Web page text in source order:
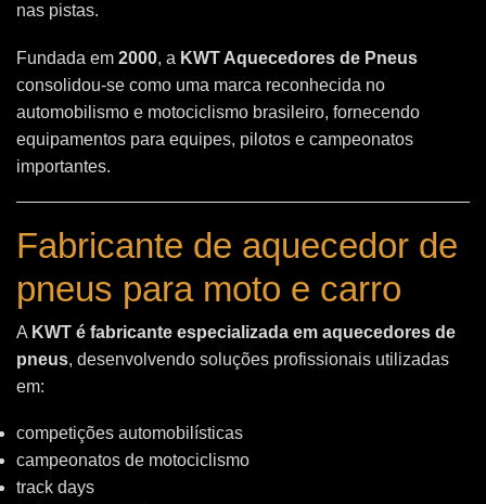
nas pistas.
Fundada em 2000, a KWT Aquecedores de Pneus
consolidou-se como uma marca reconhecida no
automobilismo e motociclismo brasileiro, fornecendo
equipamentos para equipes, pilotos e campeonatos
importantes.
Fabricante de aquecedor de
pneus para moto e carro
A KWT é fabricante especializada em aquecedores de
pneus, desenvolvendo soluções profissionais utilizadas
em:
competições automobilísticas
campeonatos de motociclismo
track days